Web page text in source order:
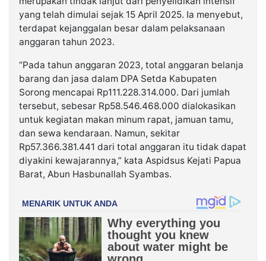
yang telah dimulai sejak 15 April 2025. Ia menyebut,
terdapat kejanggalan besar dalam pelaksanaan
anggaran tahun 2023.
“Pada tahun anggaran 2023, total anggaran belanja
barang dan jasa dalam DPA Setda Kabupaten
Sorong mencapai Rp111.228.314.000. Dari jumlah
tersebut, sebesar Rp58.546.468.000 dialokasikan
untuk kegiatan makan minum rapat, jamuan tamu,
dan sewa kendaraan. Namun, sekitar
Rp57.366.381.441 dari total anggaran itu tidak dapat
diyakini kewajarannya,” kata Aspidsus Kejati Papua
Barat, Abun Hasbunallah Syambas.